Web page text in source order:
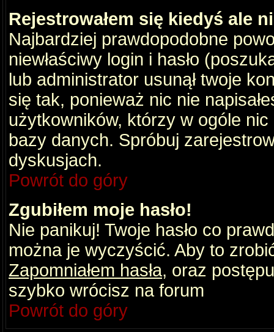
Rejestrowałem się kiedyś ale
Najbardziej prawdopodobne
niewłaściwy login i hasło
lub administrator usunął twoje
się tak, ponieważ nic nie
użytkowników, którzy w ogóle
bazy danych. Spróbuj
dyskusjach.
Powrót do góry
Zgubiłem moje hasło!
Nie panikuj! Twoje hasło co
można je wyczyścić. Aby to
Zapomniałem hasła, oraz
szybko wrócisz na forum
Powrót do góry